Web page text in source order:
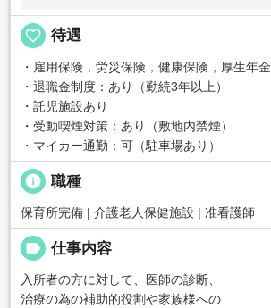
favorite_border 待遇
・雇用保険，労災保険，健康保険，厚生年金
・退職金制度：あり（勤続3年以上）
・託児施設あり
・受動喫煙対策：あり（敷地内禁煙）
・マイカー通勤：可（駐車場あり）
info 職種
保育所完備 | 介護老人保健施設 | 准看護師
label 仕事内容
入所者の方に対して、医師の診断、
治療の為の補助的役割や家族様への